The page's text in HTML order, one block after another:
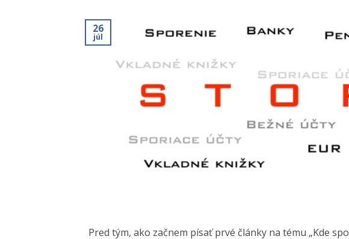
26
júl
Pred tým, ako začnem písať prvé články na tému „Kde